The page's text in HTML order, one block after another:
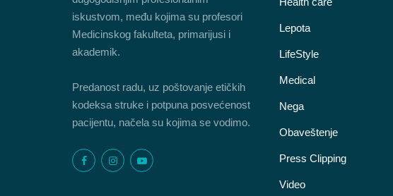
iskustvom, među kojima su profesori
Medicinskog fakulteta, primarijusi i
akademik.
Predanost radu, uz poštovanje etičkih
kodeksa struke i potpuna posvećenost
pacijentu, načela su kojima se vodimo.
Lepota
LifeStyle
Medical
Nega
Obaveštenje
Press Clipping
Video